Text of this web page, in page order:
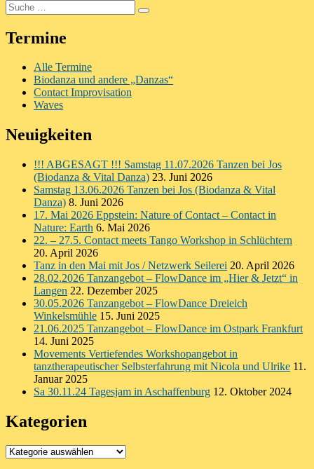
Suche
nach:
Suchen
Termine
Alle Termine
Biodanza und andere „Danzas“
Contact Improvisation
Waves
Neuigkeiten
!!! ABGESAGT !!! Samstag 11.07.2026 Tanzen bei Jos
(Biodanza & Vital Danza) 23. Juni 2026
Samstag 13.06.2026 Tanzen bei Jos (Biodanza & Vital
Danza) 8. Juni 2026
17. Mai 2026 Eppstein: Nature of Contact – Contact in
Nature: Earth 6. Mai 2026
22. – 27.5. Contact meets Tango Workshop in Schlüchtern
20. April 2026
Tanz in den Mai mit Jos / Netzwerk Seilerei 20. April 2026
28.02.2026 Tanzangebot – FlowDance im „Hier & Jetzt“ in
Langen 22. Dezember 2025
30.05.2026 Tanzangebot – FlowDance Dreieich
Winkelsmühle 15. Juni 2025
21.06.2025 Tanzangebot – FlowDance im Ostpark Frankfurt
14. Juni 2025
Movements Vertiefendes Workshopangebot in
tanztherapeutischer Selbsterfahrung mit Nicola und Ulrike 11.
Januar 2025
Sa 30.11.24 Tagesjam in Aschaffenburg 12. Oktober 2024
Kategorien
Kategorien